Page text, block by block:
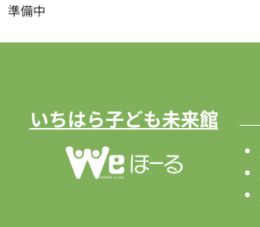
準備中
いちはら子ども未来館